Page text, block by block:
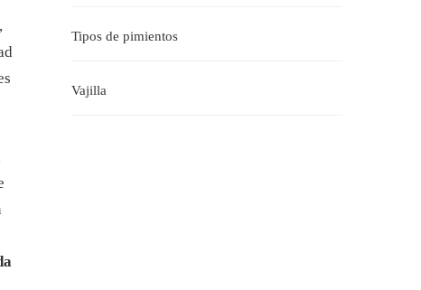
Tipos de pimientos
Vajilla